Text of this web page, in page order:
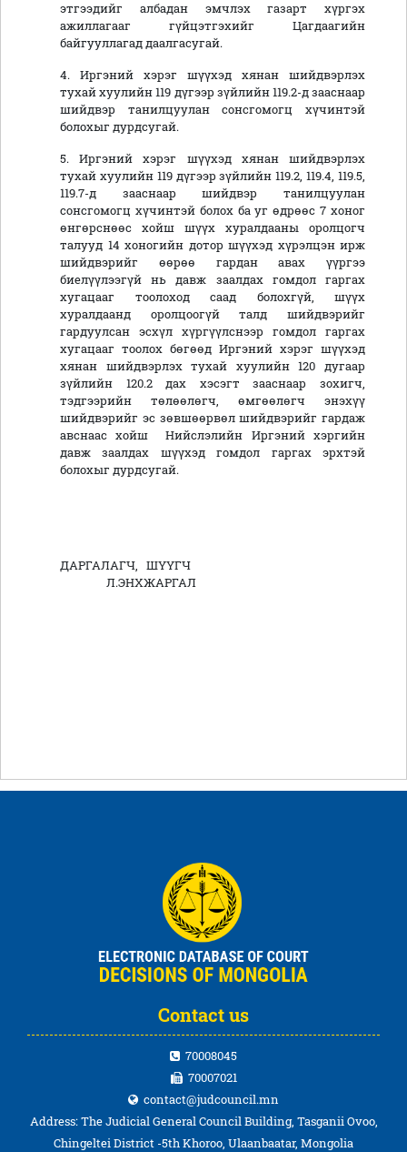
этгээдийг албадан эмчлэх газарт хүргэх
ажиллагааг гүйцэтгэхийг Цагдаагийн
байгууллагад даалгасугай.
4. Иргэний хэрэг шүүхэд хянан шийдвэрлэх
тухай хуулийн 119 дүгээр зүйлийн 119.2-д зааснаар
шийдвэр танилцуулан сонсгомогц хүчинтэй
болохыг дурдсугай.
5. Иргэний хэрэг шүүхэд хянан шийдвэрлэх
тухай хуулийн 119 дүгээр зүйлийн 119.2, 119.4, 119.5,
119.7-д зааснаар шийдвэр танилцуулан
сонсгомогц хүчинтэй болох ба уг өдрөөс 7 хоног
өнгөрснөөс хойш шүүх хуралдааны оролцогч
талууд 14 хоногийн дотор шүүхэд хүрэлцэн ирж
шийдвэрийг өөрөө гардан авах үүргээ
биелүүлээгүй нь давж заалдах гомдол гаргах
хугацааг тоолоход саад болохгүй, шүүх
хуралдаанд оролцоогүй талд шийдвэрийг
гардуулсан эсхүл хүргүүлснээр гомдол гаргах
хугацааг тоолох бөгөөд Иргэний хэрэг шүүхэд
хянан шийдвэрлэх тухай хуулийн 120 дугаар
зүйлийн 120.2 дах хэсэгт зааснаар зохигч,
тэдгээрийн төлөөлөгч, өмгөөлөгч энэхүү
шийдвэрийг эс зөвшөөрвөл шийдвэрийг гардаж
авснаас хойш Нийслэлийн Иргэний хэргийн
давж заалдах шүүхэд гомдол гаргах эрхтэй
болохыг дурдсугай.
ДАРГАЛАГЧ, ШҮҮГЧ
Л.ЭНХЖАРГАЛ
Contact us
70008045
70007021
contact@judcouncil.mn
Address: The Judicial General Council Building, Tasganii Ovoo,
Chingeltei District -5th Khoroo, Ulaanbaatar, Mongolia